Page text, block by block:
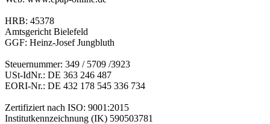
HRB: 45378
Amtsgericht Bielefeld
GGF: Heinz-Josef Jungbluth
Steuernummer: 349 / 5709 /3923
USt-IdNr.: DE 363 246 487
EORI-Nr.: DE 432 178 545 336 734
Zertifiziert nach ISO: 9001:2015
Institutkennzeichnung (IK) 590503781